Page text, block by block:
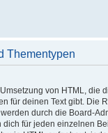
Thementypen
von HTML, die
für deinen Text gibt. Die
durch die Board-
dich für jeden einzelnen